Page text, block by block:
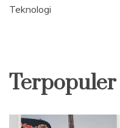
Teknologi
Terpopuler